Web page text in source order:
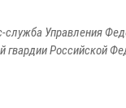
служба Управления
гвардии Российской